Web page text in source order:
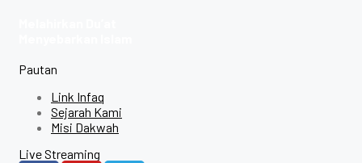
Pautan
Link Infaq
Sejarah Kami
Misi Dakwah
Live Streaming